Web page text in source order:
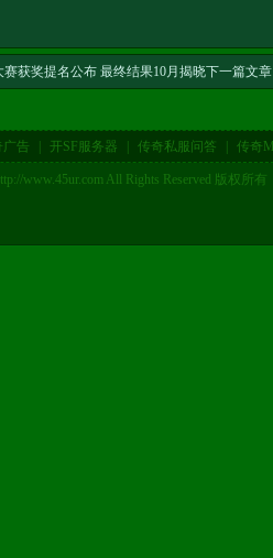
赛获奖提名公布 最终结果10月揭晓下一篇文
广告 开SF服务器 传奇私服问答 传奇
www.45ur.com All Rights Reserved 版权